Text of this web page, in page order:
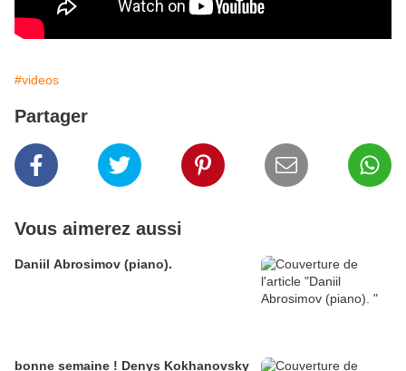
#videos
Partager
Vous aimerez aussi
Daniil Abrosimov (piano).
bonne semaine ! Denys Kokhanovsky